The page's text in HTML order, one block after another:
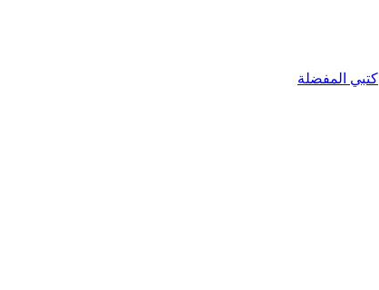
كتبي المفضلة